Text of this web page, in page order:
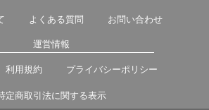
よくある質問 お問い合わせ
運営情報
利用規約 プライバシーポリシー
定商取引法に関する表示